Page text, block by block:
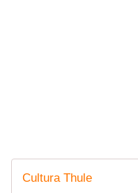
Cultura Thule